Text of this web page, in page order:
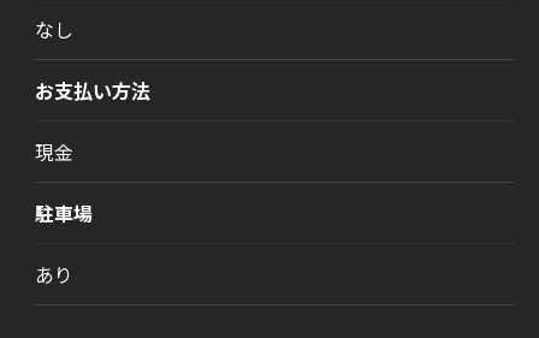
なし
お支払い方法
現金
駐車場
あり